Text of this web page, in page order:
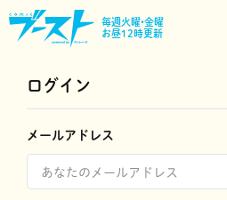
毎週火曜•金曜
お昼12時更新
ログイン
メールアドレス